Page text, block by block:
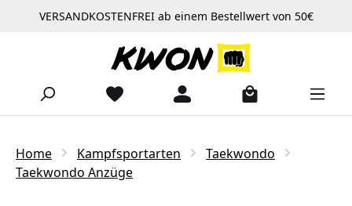
Zum Hauptinhalt springen
VERSANDKOSTENFREI ab einem Bestellwert von 50€
Home Kampfsportarten
Taekwondo
Taekwondo Anzüge